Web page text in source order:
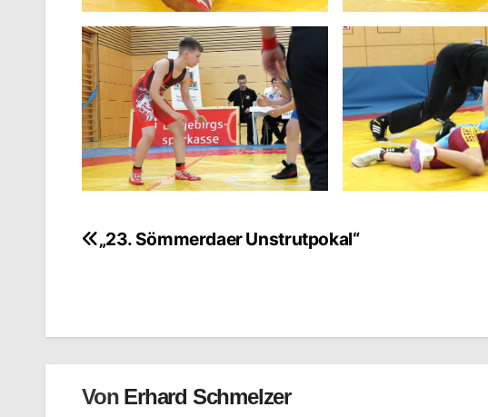
Beitragsnavigation
„23. Sömmerdaer Unstrutpokal“
Von Erhard Schmelzer